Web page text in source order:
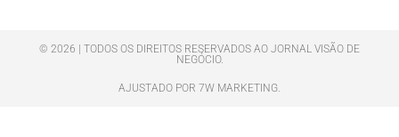
© 2026 | TODOS OS DIREITOS RESERVADOS AO JORNAL VISÃO DE
NEGÓCIO.
AJUSTADO POR 7W MARKETING.